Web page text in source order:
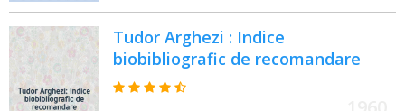
Tudor Arghezi : Indice
biobibliografic de recomandare